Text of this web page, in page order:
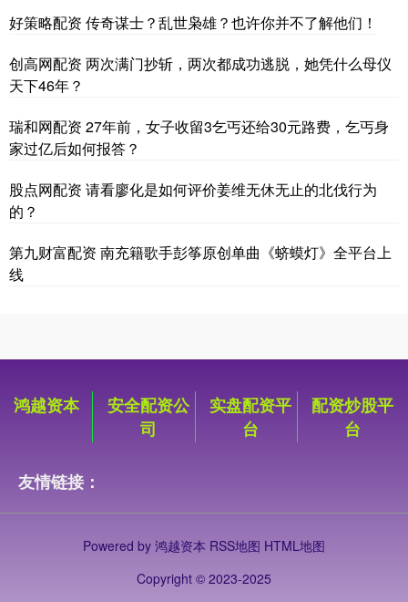
好策略配资 传奇谋士？乱世枭雄？也许你并不了解他们！
创高网配资 两次满门抄斩，两次都成功逃脱，她凭什么母仪
天下46年？
瑞和网配资 27年前，女子收留3乞丐还给30元路费，乞丐身
家过亿后如何报答？
股点网配资 请看廖化是如何评价姜维无休无止的北伐行为
的？
第九财富配资 南充籍歌手彭筝原创单曲《蛴蟆灯》全平台上
线
鸿越资本
安全配资公
司
实盘配资平
台
配资炒股平
台
友情链接：
Powered by 鸿越资本 RSS地图 HTML地图
Copyright © 2023-2025